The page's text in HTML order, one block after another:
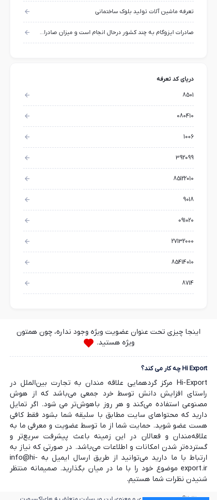
تعرفه ماشین آلات تولید بلوک ساختمانی
صادرات ایزوگام به چند کشور درحال انجام است و میزان صادرات چقدر است؟
دریای کد تعرفه
8501
080410
1006
392099
85122010
9018
091020
27132000
85414010
8714
اینجا چیزی تحت عنوان عضویت ویژه وجود نداره، چون همتون
ویژه هستید.
Hi Export چه کار می کند؟
Hi-Export مرکز گردهمایی علاقه مندان به تجارت بین‌الملل در
راستای افزایش دانش توسط خرد جمعی می‌باشد که از هوش
مصنوعی استفاده می‌کند و هر روز باهوش‌تر می شود. اگر تمایل
دارید که محتواهای سایت مطابق با سلیقه شما بشود فقط کافی
هست عضو شوید. حمایت شما از ما توسط عضویت و معرفی ما به
علاقه‌مندان و فعالان در این زمینه باعث پیشرفت سریع‌تر و
گسترده‌تر شدن امکانات و اطلاعات می‌باشد. در صورتی که نیاز به
ارتباط با ما دارید می‌توانید از طریق ارسال ایمیل به info@hi-
export.ir موضوع خود را با ما در میان بگذارید. صمیمانه منتظر
شنیدن نظرات شما هستیم.